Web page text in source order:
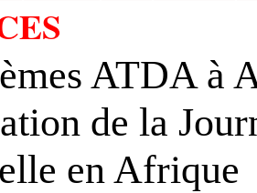
ATDA à
de la
en Afrique